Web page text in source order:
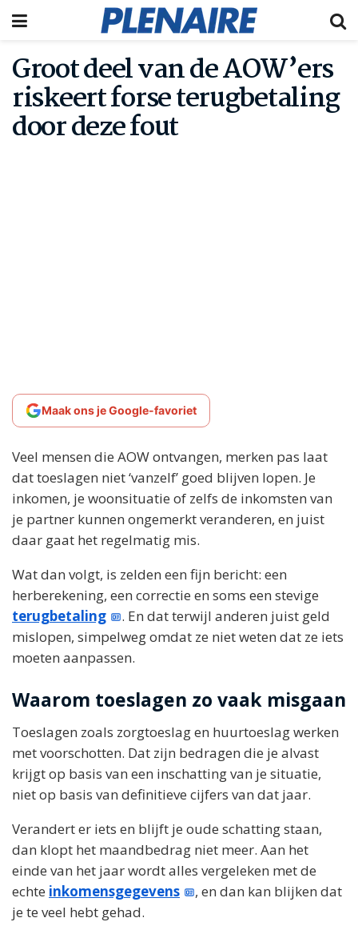
Groot deel van de AOW’ers
riskeert forse terugbetaling
door deze fout
Maak ons je Google-favoriet
Veel mensen die AOW ontvangen, merken pas laat
dat toeslagen niet ‘vanzelf’ goed blijven lopen. Je
inkomen, je woonsituatie of zelfs de inkomsten van
je partner kunnen ongemerkt veranderen, en juist
daar gaat het regelmatig mis.
Wat dan volgt, is zelden een fijn bericht: een
herberekening, een correctie en soms een stevige
terugbetaling
. En dat terwijl anderen juist geld
mislopen, simpelweg omdat ze niet weten dat ze iets
moeten aanpassen.
Waarom toeslagen zo vaak misgaan
Toeslagen zoals zorgtoeslag en huurtoeslag werken
met voorschotten. Dat zijn bedragen die je alvast
krijgt op basis van een inschatting van je situatie,
niet op basis van definitieve cijfers van dat jaar.
Verandert er iets en blijft je oude schatting staan,
dan klopt het maandbedrag niet meer. Aan het
einde van het jaar wordt alles vergeleken met de
echte inkomensgegevens
, en dan kan blijken dat
je te veel hebt gehad.